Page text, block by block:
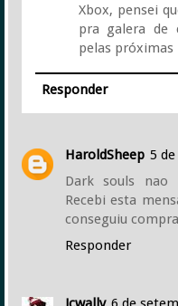
Xbox, pensei
pra galera de
pelas
Responder
HaroldSheep 5
Dark souls nao
Recebi esta
conseguiu
Responder